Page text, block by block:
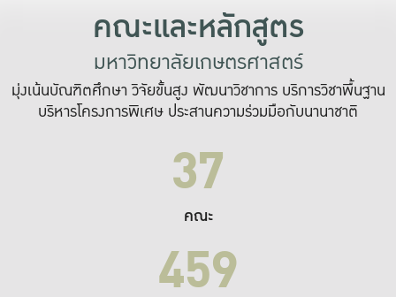
คณะและหลักสูตร
มหาวิทยาลัยเกษตรศาสตร์
มุ่งเน้นบัณฑิตศึกษา วิจัยขั้นสูง พัฒนาวิชาการ บริการวิชาพื้นฐาน
บริหารโครงการพิเศษ ประสานความร่วมมือกับนานาชาติ
37
คณะ
459